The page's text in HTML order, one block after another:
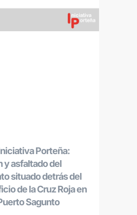
Porteña:
y asfaltado del
situado detrás del
de la Cruz Roja en
Sagunto